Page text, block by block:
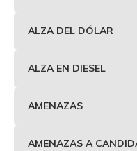
ALZA DEL DÓLAR
ALZA EN DIESEL
AMENAZAS
AMENAZAS A